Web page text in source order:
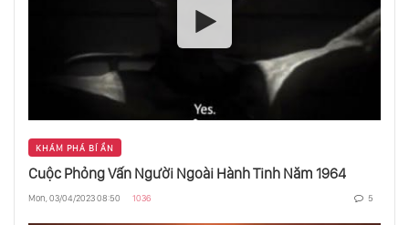
KHÁM PHÁ BÍ ẨN
Cuộc Phỏng Vấn Người Ngoài Hành Tinh Năm 1964
Mon, 03/04/2023 08:50 1036 5